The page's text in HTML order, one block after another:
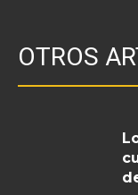
OTROS